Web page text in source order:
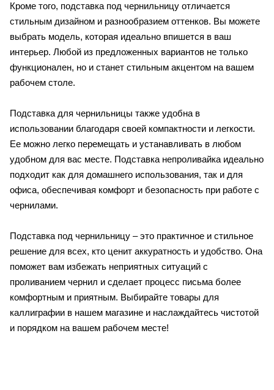
Кроме того, подставка под чернильницу отличается
стильным дизайном и разнообразием оттенков. Вы можете
выбрать модель, которая идеально впишется в ваш
интерьер. Любой из предложенных вариантов не только
функционален, но и станет стильным акцентом на вашем
рабочем столе.
Подставка для чернильницы также удобна в
использовании благодаря своей компактности и легкости.
Ее можно легко перемещать и устанавливать в любом
удобном для вас месте. Подставка непроливайка идеально
подходит как для домашнего использования, так и для
офиса, обеспечивая комфорт и безопасность при работе с
чернилами.
Подставка под чернильницу – это практичное и стильное
решение для всех, кто ценит аккуратность и удобство. Она
поможет вам избежать неприятных ситуаций с
проливанием чернил и сделает процесс письма более
комфортным и приятным. Выбирайте товары для
каллиграфии в нашем магазине и наслаждайтесь чистотой
и порядком на вашем рабочем месте!